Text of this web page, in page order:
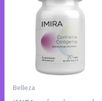
Belleza